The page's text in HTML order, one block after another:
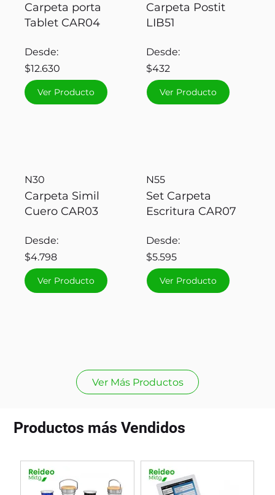
Carpeta porta
Tablet CAR04
Desde:
$12.630
Ver Producto
Carpeta Postit
LIB51
Desde:
$432
Ver Producto
N30
Carpeta Simil
Cuero CAR03
Desde:
$4.798
Ver Producto
N55
Set Carpeta
Escritura CAR07
Desde:
$5.595
Ver Producto
Ver Más Productos
Productos más Vendidos